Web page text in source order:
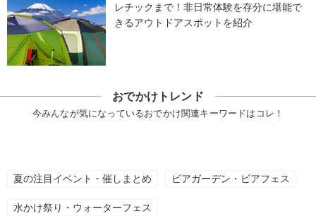
レチックまで！非日常体験を存分に堪能で
きるアウトドアスポットを紹介
おでかけトレンド
今みんなが気になっているおでかけ関連キーワードはコレ！
夏の注目イベント・催しまとめ ビアガーデン・ビアフェス
水かけ祭り・ウォーターフェス